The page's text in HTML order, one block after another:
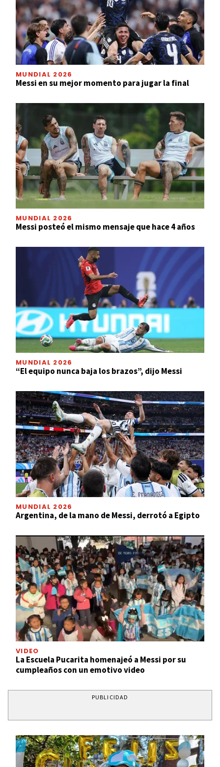
MUNDIAL 2026
Messi en su mejor momento para jugar la final
MUNDIAL 2026
Messi posteó el mismo mensaje que hace 4 años
MUNDIAL 2026
“El equipo nunca baja los brazos”, dijo Messi
MUNDIAL 2026
Argentina, de la mano de Messi, derrotó a Egipto
VIDEO
La Escuela Pucarita homenajeó a Messi por su
cumpleaños con un emotivo video
PUBLICIDAD